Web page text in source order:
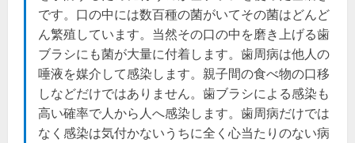
です。口の中には数百種の菌がいてその菌はどんど
ん繁殖しています。当然その口の中を磨き上げる歯
ブラシにも菌が大量に付着します。歯周病は他人の
唾液を媒介して感染します。親子間の食べ物の口移
しなどだけではありません。歯ブラシによる感染も
高い確率で人から人へ感染します。歯周病だけでは
なく感染は気付かないうちに全く心当たりのない病